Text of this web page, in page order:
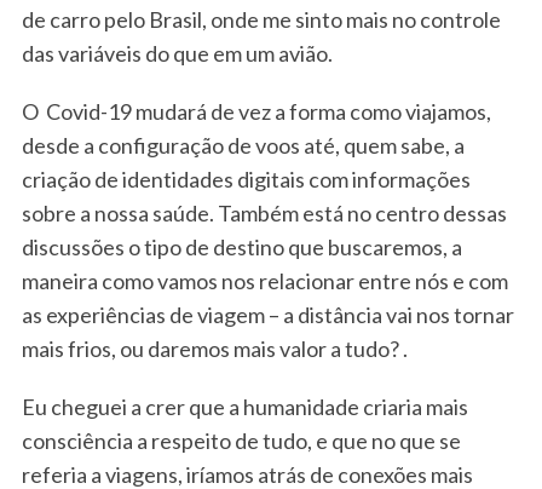
de carro pelo Brasil, onde me sinto mais no controle
das variáveis do que em um avião.
O Covid-19 mudará de vez a forma como viajamos,
desde a configuração de voos até, quem sabe, a
criação de identidades digitais com informações
sobre a nossa saúde. Também está no centro dessas
discussões o tipo de destino que buscaremos, a
maneira como vamos nos relacionar entre nós e com
as experiências de viagem – a distância vai nos tornar
mais frios, ou daremos mais valor a tudo? .
Eu cheguei a crer que a humanidade criaria mais
consciência a respeito de tudo, e que no que se
referia a viagens, iríamos atrás de conexões mais